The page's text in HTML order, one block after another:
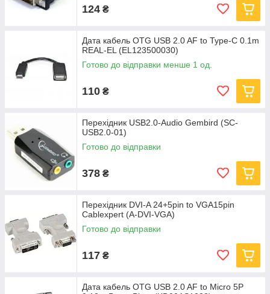
124 ₴
Дата кабель OTG USB 2.0 AF to Type-C 0.1m
REAL-EL (EL123500030)
Готово до відправки менше 1 од.
110 ₴
Перехідник USB2.0-Audio Gembird (SC-
USB2.0-01)
Готово до відправки
378 ₴
Перехідник DVI-A 24+5pin to VGA15pin
Cablexpert (A-DVI-VGA)
Готово до відправки
117 ₴
Дата кабель OTG USB 2.0 AF to Micro 5P